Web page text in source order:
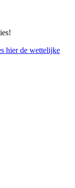
hier de wettelijke